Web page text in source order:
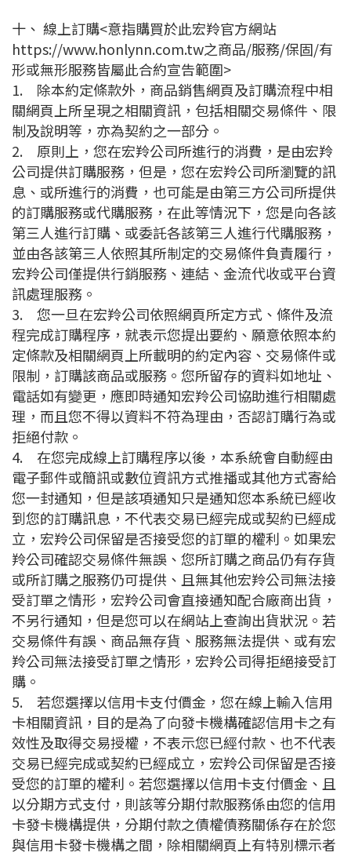
十、 線上訂購<意指購買於此宏羚官方網站
https://www.honlynn.com.tw之商品/服務/保固/有
形或無形服務皆屬此合約宣告範圍>
1.
除本約定條款外，商品銷售網頁及訂購流程中相
關網頁上所呈現之相關資訊，包括相關交易條件、限
制及說明等，亦為契約之一部分。
2.
原則上，您在宏羚公司所進行的消費，是由宏羚
公司提供訂購服務，但是，您在宏羚公司所瀏覽的訊
息、或所進行的消費，也可能是由第三方公司所提供
的訂購服務或代購服務，在此等情況下，您是向各該
第三人進行訂購、或委託各該第三人進行代購服務，
並由各該第三人依照其所制定的交易條件負責履行，
宏羚公司僅提供行銷服務、連結、金流代收或平台資
訊處理服務。
3.
您一旦在宏羚公司依照網頁所定方式、條件及流
程完成訂購程序，就表示您提出要約、願意依照本約
定條款及相關網頁上所載明的約定內容、交易條件或
限制，訂購該商品或服務。您所留存的資料如地址、
電話如有變更，應即時通知宏羚公司協助進行相關處
理，而且您不得以資料不符為理由，否認訂購行為或
拒絕付款。
4.
在您完成線上訂購程序以後，本系統會自動經由
電子郵件或簡訊或數位資訊方式推播或其他方式寄給
您一封通知，但是該項通知只是通知您本系統已經收
到您的訂購訊息，不代表交易已經完成或契約已經成
立，宏羚公司保留是否接受您的訂單的權利。如果宏
羚公司確認交易條件無誤、您所訂購之商品仍有存貨
或所訂購之服務仍可提供、且無其他宏羚公司無法接
受訂單之情形，宏羚公司會直接通知配合廠商出貨，
不另行通知，但是您可以在網站上查詢出貨狀況。若
交易條件有誤、商品無存貨、服務無法提供、或有宏
羚公司無法接受訂單之情形，宏羚公司得拒絕接受訂
購。
5.
若您選擇以信用卡支付價金，您在線上輸入信用
卡相關資訊，目的是為了向發卡機構確認信用卡之有
效性及取得交易授權，不表示您已經付款、也不代表
交易已經完成或契約已經成立，宏羚公司保留是否接
受您的訂單的權利。若您選擇以信用卡支付價金、且
以分期方式支付，則該等分期付款服務係由您的信用
卡發卡機構提供，分期付款之債權債務關係存在於您
與信用卡發卡機構之間，除相關網頁上有特別標示者